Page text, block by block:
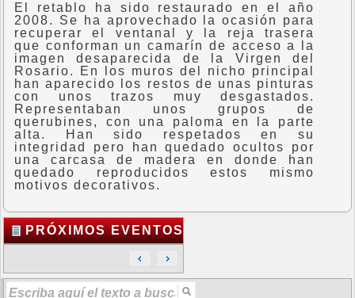
El retablo ha sido restaurado en el año
2008. Se ha aprovechado la ocasión para
recuperar el ventanal y la reja trasera
que conforman un camarín de acceso a la
imagen desaparecida de la Virgen del
Rosario. En los muros del nicho principal
han aparecido los restos de unas pinturas
con unos trazos muy desgastados.
Representaban unos grupos de
querubines, con una paloma en la parte
alta. Han sido respetados en su
integridad pero han quedado ocultos por
una carcasa de madera en donde han
quedado reproducidos estos mismo
motivos decorativos.
PRÓXIMOS EVENTOS